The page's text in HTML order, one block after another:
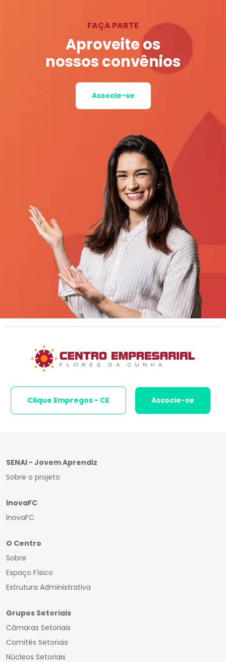
FAÇA PARTE
Aproveite os
nossos convênios
Associe-se
Clique Empregos - CE Associe-se
SENAI - Jovem Aprendiz
Sobre o projeto
InovaFC
InovaFC
O Centro
Sobre
Espaço Físico
Estrutura Administrativa
Grupos Setoriais
Câmaras Setoriais
Comitês Setoriais
Núcleos Setoriais